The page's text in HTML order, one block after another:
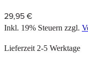
29,95 €
Inkl. 19% Steuern zzgl.
Lieferzeit 2-5 Werktage